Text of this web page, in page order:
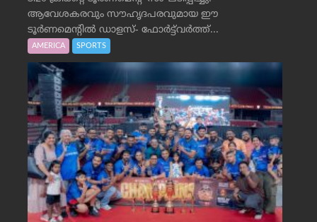
ആവേശകരവും സൗഹൃദപരവുമായ ഈ
ടൂർണമെന്റിൽ ഡാളസ്- ഫോർട്ട്‌വര്‍ത്ത്...
AMERICA SPORTS